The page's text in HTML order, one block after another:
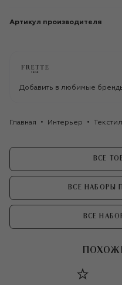
Артикул производителя
Добавить в любимые
Главная Интерьер
ВСЕ
ВСЕ НАБОРЫ
ВСЕ